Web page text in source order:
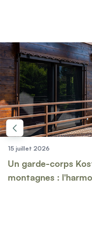
15 juillet 2026
Un garde-corps
montagnes :